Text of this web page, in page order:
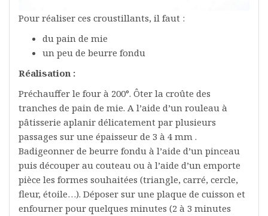
Pour réaliser ces croustillants, il faut :
du pain de mie
un peu de beurre fondu
Réalisation :
Préchauffer le four à 200°. Ôter la croûte des
tranches de pain de mie. A l’aide d’un rouleau à
pâtisserie aplanir délicatement par plusieurs
passages sur une épaisseur de 3 à 4 mm .
Badigeonner de beurre fondu à l’aide d’un pinceau
puis découper au couteau ou à l’aide d’un emporte
pièce les formes souhaitées (triangle, carré, cercle,
fleur, étoile…). Déposer sur une plaque de cuisson et
enfourner pour quelques minutes (2 à 3 minutes